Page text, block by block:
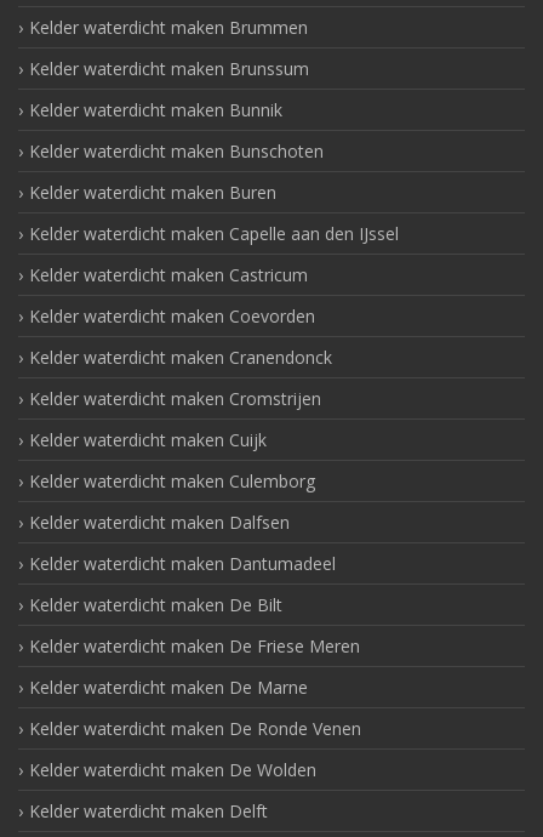
Kelder waterdicht maken Brummen
Kelder waterdicht maken Brunssum
Kelder waterdicht maken Bunnik
Kelder waterdicht maken Bunschoten
Kelder waterdicht maken Buren
Kelder waterdicht maken Capelle aan den IJssel
Kelder waterdicht maken Castricum
Kelder waterdicht maken Coevorden
Kelder waterdicht maken Cranendonck
Kelder waterdicht maken Cromstrijen
Kelder waterdicht maken Cuijk
Kelder waterdicht maken Culemborg
Kelder waterdicht maken Dalfsen
Kelder waterdicht maken Dantumadeel
Kelder waterdicht maken De Bilt
Kelder waterdicht maken De Friese Meren
Kelder waterdicht maken De Marne
Kelder waterdicht maken De Ronde Venen
Kelder waterdicht maken De Wolden
Kelder waterdicht maken Delft